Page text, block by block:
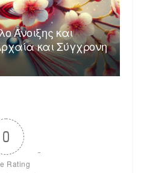
Άνοιξης και
και Σύγχρονη
0
Rating